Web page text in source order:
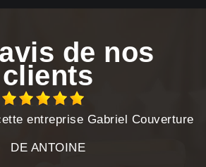
de nos
clients
entreprise Gabriel Couverture
DE ANTOINE